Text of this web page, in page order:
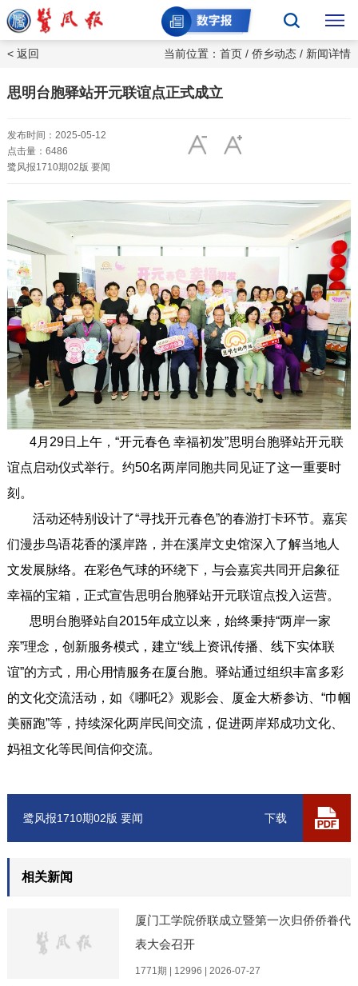
当前位置：首页 /侨乡动态 / 新闻详情
< 返回
思明台胞驿站开元联谊点正式成立
发布时间：2025-05-12
点击量：6486
鹭风报1710期02版 要闻
4月29日上午，“开元春色 幸福初发”思明台胞驿站开元联
谊点启动仪式举行。约50名两岸同胞共同见证了这一重要时
刻。
活动还特别设计了“寻找开元春色”的春游打卡环节。嘉宾
们漫步鸟语花香的溪岸路，并在溪岸文史馆深入了解当地人
文发展脉络。在彩色气球的环绕下，与会嘉宾共同开启象征
幸福的宝箱，正式宣告思明台胞驿站开元联谊点投入运营。
思明台胞驿站自2015年成立以来，始终秉持“两岸一家
亲”理念，创新服务模式，建立“线上资讯传播、线下实体联
谊”的方式，用心用情服务在厦台胞。驿站通过组织丰富多彩
的文化交流活动，如《哪吒2》观影会、厦金大桥参访、“巾帼
美丽跑”等，持续深化两岸民间交流，促进两岸郑成功文化、
妈祖文化等民间信仰交流。
下载
鹭风报1710期02版 要闻
相关新闻
厦门工学院侨联成立暨第一次归侨侨眷代
表大会召开
1771期 | 12996 | 2026-07-27